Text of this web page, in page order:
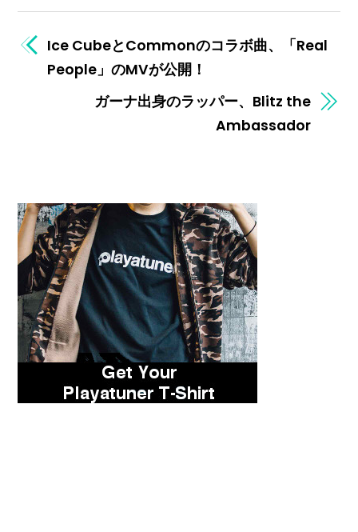
Ice CubeとCommonのコラボ曲、「Real
People」のMVが公開！
ガーナ出身のラッパー、Blitz the
Ambassador